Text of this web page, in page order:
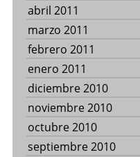
abril 2011
marzo 2011
febrero 2011
enero 2011
diciembre 2010
noviembre 2010
octubre 2010
septiembre 2010